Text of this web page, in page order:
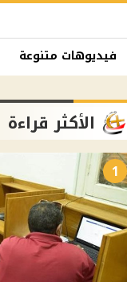
فيديوهات متنوعة
الأكثر قراءة
1